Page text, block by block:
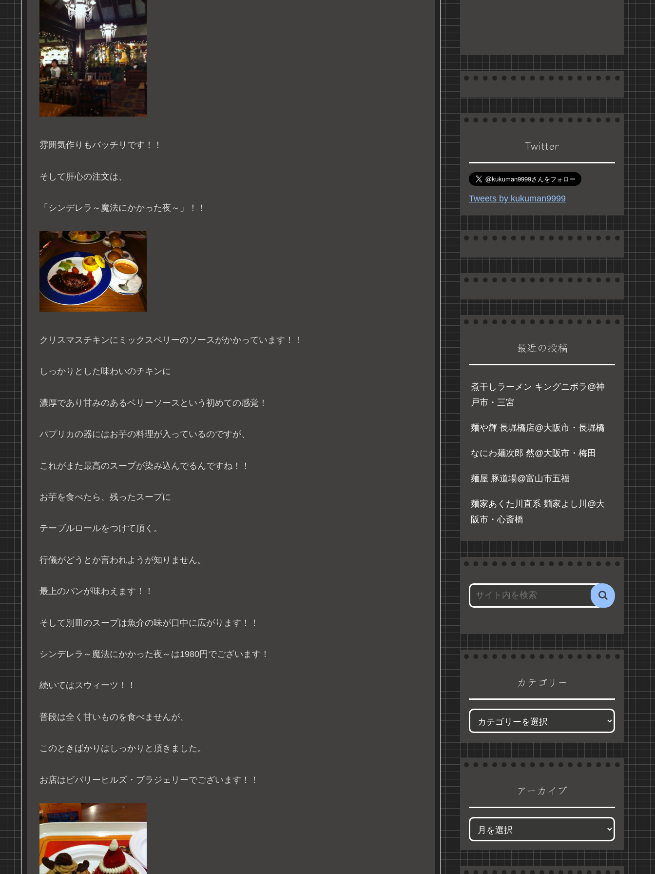
雰囲気作りもバッチリです！！
そして肝心の注文は、
「シンデレラ～魔法にかかった夜～」！！
クリスマスチキンにミックスベリーのソースがかかっています！！
しっかりとした味わいのチキンに
濃厚であり甘みのあるベリーソースという初めての感覚！
パプリカの器にはお芋の料理が入っているのですが、
これがまた最高のスープが染み込んでるんですね！！
お芋を食べたら、残ったスープに
テーブルロールをつけて頂く。
行儀がどうとか言われようが知りません。
最上のパンが味わえます！！
そして別皿のスープは魚介の味が口中に広がります！！
シンデレラ～魔法にかかった夜～は1980円でございます！
続いてはスウィーツ！！
普段は全く甘いものを食べませんが、
このときばかりはしっかりと頂きました。
お店はビバリーヒルズ・ブラジェリーでございます！！
Twitter
Tweets by kukuman9999
最近の投稿
煮干しラーメン キングニボラ@神
戸市・三宮
麺や輝 長堀橋店@大阪市・長堀橋
なにわ麺次郎 然@大阪市・梅田
麺屋 豚道場@富山市五福
麺家あくた川直系 麺家よし川@大
阪市・心斎橋
カテゴリー
アーカイブ